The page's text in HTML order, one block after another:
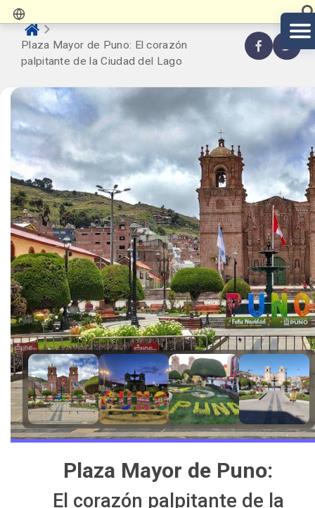
Plaza Mayor de Puno: El corazón
palpitante de la Ciudad del Lago
Plaza Mayor de Puno:
El corazón palpitante de la